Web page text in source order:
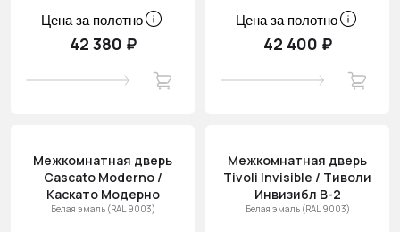
Цена за полотно
42 380 ₽
Цена за полотно
42 400 ₽
Межкомнатная дверь
Cascato Moderno /
Каскато Модерно
Белая эмаль (RAL 9003)
Межкомнатная дверь
Tivoli Invisible / Тиволи
Инвизибл В-2
Белая эмаль (RAL 9003)